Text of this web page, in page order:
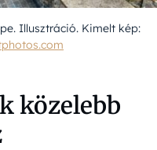
Illusztráció. Kimelt kép:
közelebb